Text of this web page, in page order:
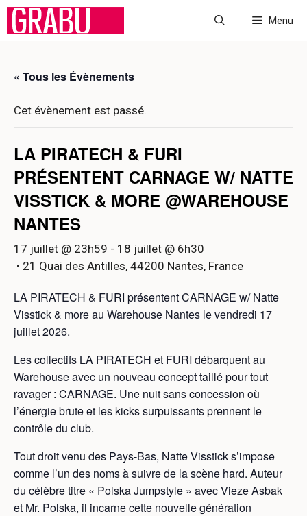
Aller
Menu
« Tous les Évènements
Cet évènement est passé.
LA PIRATECH & FURI
PRÉSENTENT CARNAGE W/ NATTE
VISSTICK & MORE @WAREHOUSE
NANTES
17 juillet @ 23h59 - 18 juillet @ 6h30
• 21 Quai des Antilles, 44200 Nantes, France
LA PIRATECH & FURI présentent CARNAGE w/ Natte
Visstick & more au Warehouse Nantes le vendredi 17
juillet 2026.
Les collectifs LA PIRATECH et FURI débarquent au
Warehouse avec un nouveau concept taillé pour tout
ravager : CARNAGE. Une nuit sans concession où
l’énergie brute et les kicks surpuissants prennent le
contrôle du club.
Tout droit venu des Pays-Bas, Natte Visstick s’impose
comme l’un des noms à suivre de la scène hard. Auteur
du célèbre titre « Polska Jumpstyle » avec Vieze Asbak
et Mr. Polska, il incarne cette nouvelle génération